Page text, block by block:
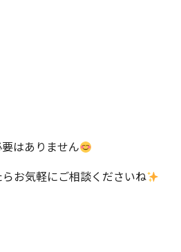
はありません
お気軽にご相談くださいね